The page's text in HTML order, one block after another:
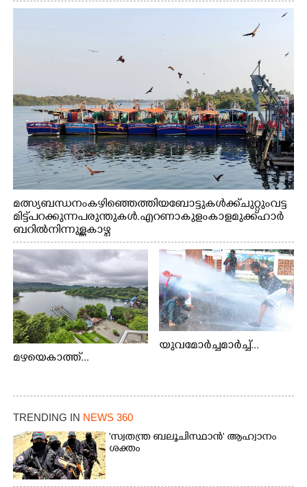
മത്സ്യബന്ധനം കഴിഞ്ഞെത്തിയ ബോട്ടുകൾക്ക് ചുറ്റും വട്ട
മിട്ട് പറക്കുന്ന പരുന്തുകൾ. എറണാകുളം കാളമുക്ക് ഹാർ
ബറിൽ നിന്നുള്ള കാഴ്ച
മഴയെകാത്ത്...
യുവമോർച്ചമാർച്ച്...
TRENDING IN NEWS 360
'സ്വതന്ത്ര ബലൂചിസ്ഥാൻ' ആഹ്വാനം
ശക്തം